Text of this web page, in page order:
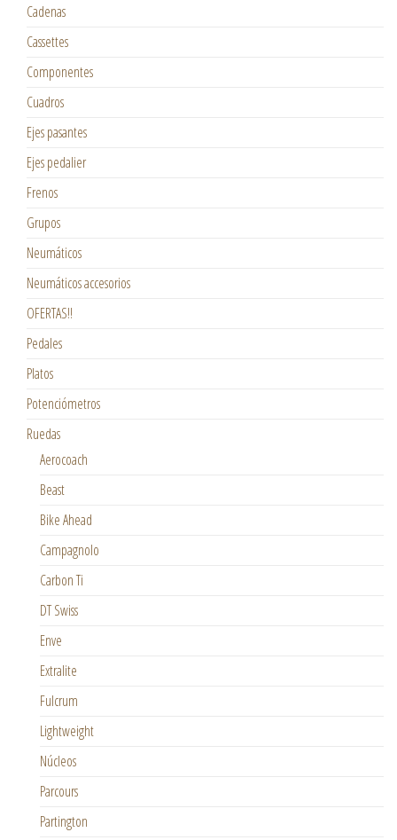
Cadenas
Cassettes
Componentes
Cuadros
Ejes pasantes
Ejes pedalier
Frenos
Grupos
Neumáticos
Neumáticos accesorios
OFERTAS!!
Pedales
Platos
Potenciómetros
Ruedas
Aerocoach
Beast
Bike Ahead
Campagnolo
Carbon Ti
DT Swiss
Enve
Extralite
Fulcrum
Lightweight
Núcleos
Parcours
Partington